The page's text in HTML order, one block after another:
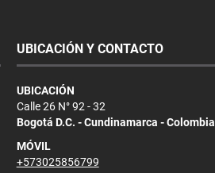
UBICACIÓN Y CONTACTO
UBICACIÓN
Calle 26 N° 92 - 32
Bogotá D.C. - Cundinamarca - Colombia
MÓVIL
+573025856799